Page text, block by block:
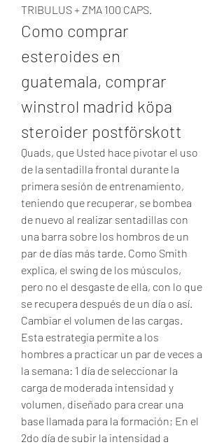
TRIBULUS + ZMA 100 CAPS.
Como comprar
esteroides en
guatemala, comprar
winstrol madrid köpa
steroider postförskott
Quads, que Usted hace pivotar el uso
de la sentadilla frontal durante la
primera sesión de entrenamiento,
teniendo que recuperar, se bombea
de nuevo al realizar sentadillas con
una barra sobre los hombros de un
par de días más tarde. Como Smith
explica, el swing de los músculos,
pero no el desgaste de ella, con lo que
se recupera después de un día o así.
Cambiar el volumen de las cargas.
Esta estrategia permite a los
hombres a practicar un par de veces a
la semana: 1 día de seleccionar la
carga de moderada intensidad y
volumen, diseñado para crear una
base llamada para la formación; En el
2do día de subir la intensidad a